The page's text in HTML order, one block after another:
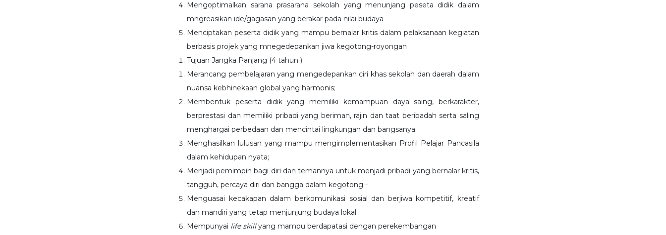
Mengoptimalkan sarana prasarana sekolah yang menunjang peseta didik dalam
mngreasikan ide/gagasan yang berakar pada nilai budaya
Menciptakan peserta didik yang mampu bernalar kritis dalam pelaksanaan kegiatan
berbasis projek yang mnegedepankan jiwa kegotong-royongan
Tujuan Jangka Panjang (4 tahun )
Merancang pembelajaran yang mengedepankan ciri khas sekolah dan daerah dalam
nuansa kebhinekaan global yang harmonis;
Membentuk peserta didik yang memiliki kemampuan daya saing, berkarakter,
berprestasi dan memiliki pribadi yang beriman, rajin dan taat beribadah serta saling
menghargai perbedaan dan mencintai lingkungan dan bangsanya;
Menghasilkan lulusan yang mampu mengimplementasikan Profil Pelajar Pancasila
dalam kehidupan nyata;
Menjadi pemimpin bagi diri dan temannya untuk menjadi pribadi yang bernalar kritis,
tangguh, percaya diri dan bangga dalam kegotong -
Menguasai kecakapan dalam berkomunikasi sosial dan berjiwa kompetitif, kreatif
dan mandiri yang tetap menjunjung budaya lokal
Mempunyai life skillyang mampu berdapatasi dengan perekembangan